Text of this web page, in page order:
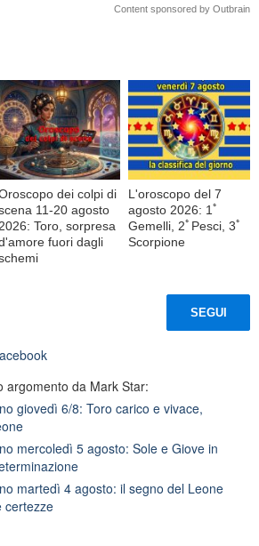
Content sponsored by Outbrain
dei colpi di
11-20 agosto
2026: Toro, sorpresa
fuori dagli
L'oroscopo del 7
agosto 2026: 1ﾟ
Gemelli, 2ﾟPesci, 3ﾟ
Scorpione
SEGUI
argomento da Mark Star:
giovedì 6/8: Toro carico e vivace,
mercoledì 5 agosto: Sole e Giove in
martedì 4 agosto: il segno del Leone
certezze